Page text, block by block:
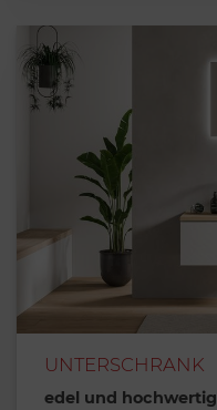
UNTERSCHRANK
edel und hochwertig